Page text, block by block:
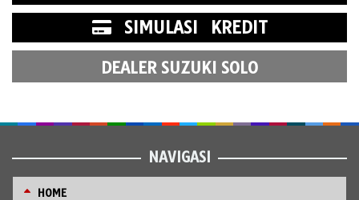
SIMULASI KREDIT
DEALER SUZUKI SOLO
NAVIGASI
HOME